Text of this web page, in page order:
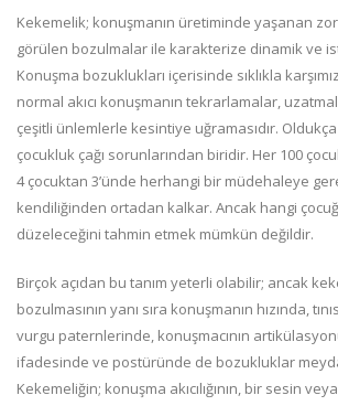
Kekemelik; konuşmanın üretiminde yaşanan
görülen bozulmalar ile karakterize dinamik ve
Konuşma bozuklukları içerisinde sıklıkla
normal akıcı konuşmanın tekrarlamalar,
çeşitli ünlemlerle kesintiye uğramasıdır. Oldukça
çocukluk çağı sorunlarından biridir. Her 100
4 çocuktan 3’ünde herhangi bir müdehaleye
kendiliğinden ortadan kalkar. Ancak hangi
düzeleceğini tahmin etmek mümkün değildir.
Birçok açıdan bu tanım yeterli olabilir; ancak
bozulmasının yanı sıra konuşmanın hızında,
vurgu paternlerinde, konuşmacının
ifadesinde ve postüründe de bozukluklar
Kekemeliğin; konuşma akıcılığının, bir sesin